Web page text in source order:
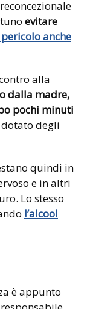
evitare
anche
alla
dalla madre,
pochi minuti
dotato degli
quindi in
e in altri
Lo stesso
l’alcool
è appunto